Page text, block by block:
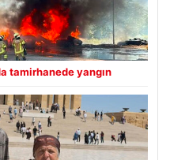
tamirhanede yangın